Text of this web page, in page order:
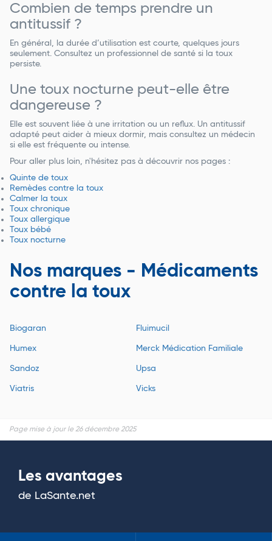
Combien de temps prendre un
antitussif ?
En général, la durée d’utilisation est courte, quelques jours
seulement. Consultez un professionnel de santé si la toux
persiste.
Une toux nocturne peut-elle être
dangereuse ?
Elle est souvent liée à une irritation ou un reflux. Un antitussif
adapté peut aider à mieux dormir, mais consultez un médecin
si elle est fréquente ou intense.
Pour aller plus loin, n'hésitez pas à découvrir nos pages :
Quinte de toux
Remèdes contre la toux
Calmer la toux
Toux chronique
Toux allergique
Toux bébé
Toux nocturne
Nos marques - Médicaments
contre la toux
Biogaran Fluimucil
Humex Merck Médication Familiale
Sandoz Upsa
Viatris Vicks
Page mise à jour le 26 décembre 2025
Les avantages
de LaSante.net